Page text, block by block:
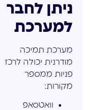
ניתן לחבר
למערכת
מערכת תמיכה
מודרנית יכולה לרכז
פניות ממספר
מקורות:
וואטסאפ